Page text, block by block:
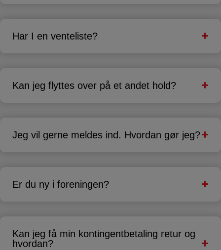
Har I en venteliste?
Kan jeg flyttes over på et andet hold?
Jeg vil gerne meldes ind. Hvordan gør jeg?
Er du ny i foreningen?
Kan jeg få min kontingentbetaling retur og
hvordan?